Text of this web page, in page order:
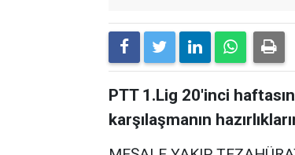
PTT 1.Lig 20'inci
karşılaşmanın